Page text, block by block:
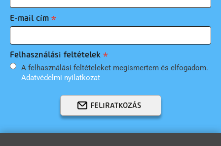
E-mail cím
Felhasználási feltételek
A felhasználási feltételeket megismertem és elfogadom.
Adatvédelmi nyilatkozat
FELIRATKOZÁS